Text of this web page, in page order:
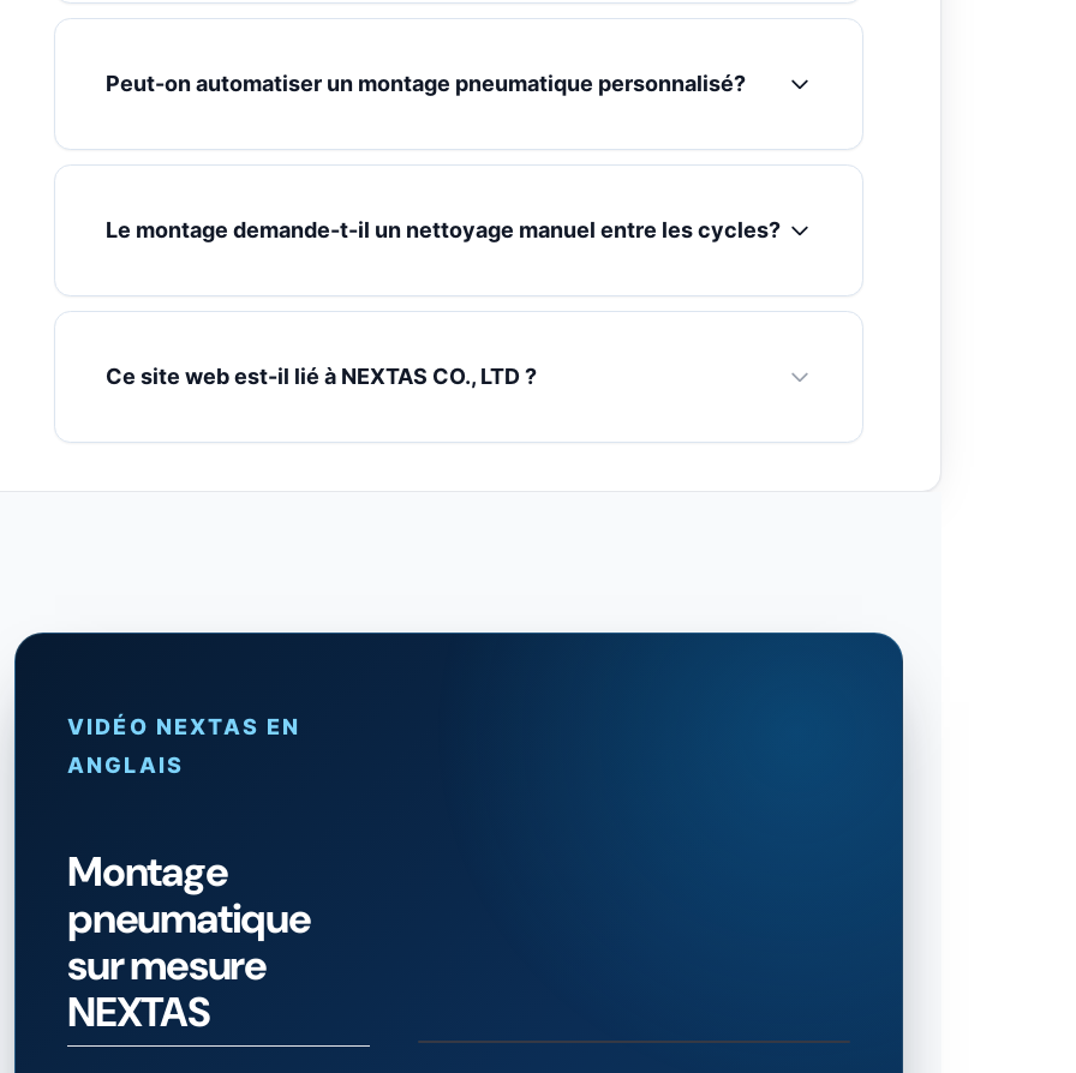
Peut-on automatiser un montage pneumatique personnalisé?
Le montage demande-t-il un nettoyage manuel entre les cycles?
Ce site web est-il lié à NEXTAS CO., LTD ?
VIDÉO NEXTAS EN
ANGLAIS
Montage
pneumatique
sur mesure
NEXTAS